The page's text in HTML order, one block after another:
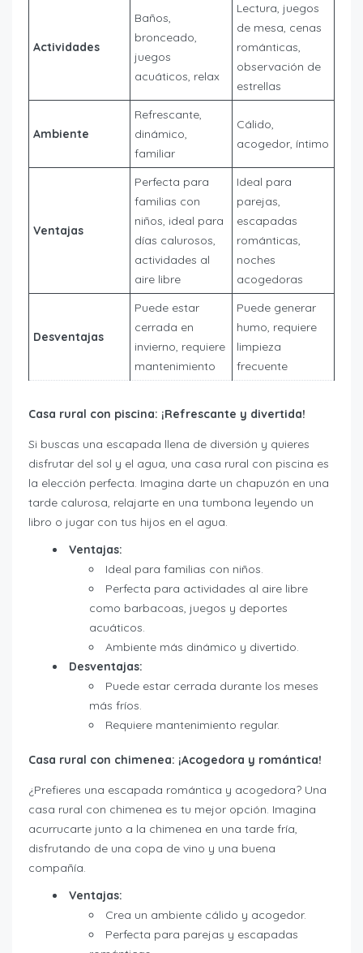
Actividades
Baños,
bronceado,
juegos
acuáticos, relax
Lectura, juegos
de mesa, cenas
románticas,
observación de
estrellas
Ambiente
Refrescante,
dinámico,
familiar
Cálido,
acogedor, íntimo
Ventajas
Perfecta para
familias con
niños, ideal para
días calurosos,
actividades al
aire libre
Ideal para
parejas,
escapadas
románticas,
noches
acogedoras
Desventajas
Puede estar
cerrada en
invierno, requiere
mantenimiento
Puede generar
humo, requiere
limpieza
frecuente
Casa rural con piscina: ¡Refrescante y divertida!
Si buscas una escapada llena de diversión y quieres
disfrutar del sol y el agua, una casa rural con piscina es
la elección perfecta. Imagina darte un chapuzón en una
tarde calurosa, relajarte en una tumbona leyendo un
libro o jugar con tus hijos en el agua.
Ventajas:
Ideal para familias con niños.
Perfecta para actividades al aire libre
como barbacoas, juegos y deportes
acuáticos.
Ambiente más dinámico y divertido.
Desventajas:
Puede estar cerrada durante los meses
más fríos.
Requiere mantenimiento regular.
Casa rural con chimenea: ¡Acogedora y romántica!
¿Prefieres una escapada romántica y acogedora? Una
casa rural con chimenea es tu mejor opción. Imagina
acurrucarte junto a la chimenea en una tarde fría,
disfrutando de una copa de vino y una buena
compañía.
Ventajas:
Crea un ambiente cálido y acogedor.
Perfecta para parejas y escapadas